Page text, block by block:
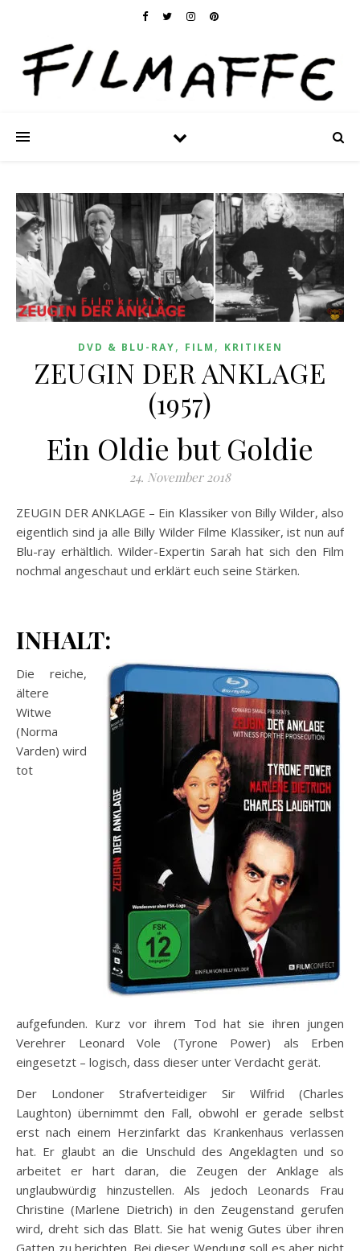
DVD & BLU-RAY, FILM , KRITIKEN
ZEUGIN DER ANKLAGE
(1957)
Ein Oldie but Goldie
24. November 2018
ZEUGIN DER ANKLAGE – Ein Klassiker von Billy Wilder, also
eigentlich sind ja alle Billy Wilder Filme Klassiker, ist nun auf
Blu-ray erhältlich. Wilder-Expertin Sarah hat sich den Film
nochmal angeschaut und erklärt euch seine Stärken.
INHALT:
Die reiche,
ältere
Witwe
(Norma
Varden) wird
tot
aufgefunden. Kurz vor ihrem Tod hat sie ihren jungen
Verehrer Leonard Vole (Tyrone Power) als Erben
eingesetzt – logisch, dass dieser unter Verdacht gerät.
Der Londoner Strafverteidiger Sir Wilfrid (Charles
Laughton) übernimmt den Fall, obwohl er gerade selbst
erst nach einem Herzinfarkt das Krankenhaus verlassen
hat. Er glaubt an die Unschuld des Angeklagten und so
arbeitet er hart daran, die Zeugen der Anklage als
unglaubwürdig hinzustellen. Als jedoch Leonards Frau
Christine (Marlene Dietrich) in den Zeugenstand gerufen
wird, dreht sich das Blatt. Sie hat wenig Gutes über ihren
Gatten zu berichten. Bei dieser Wendung soll es aber nicht